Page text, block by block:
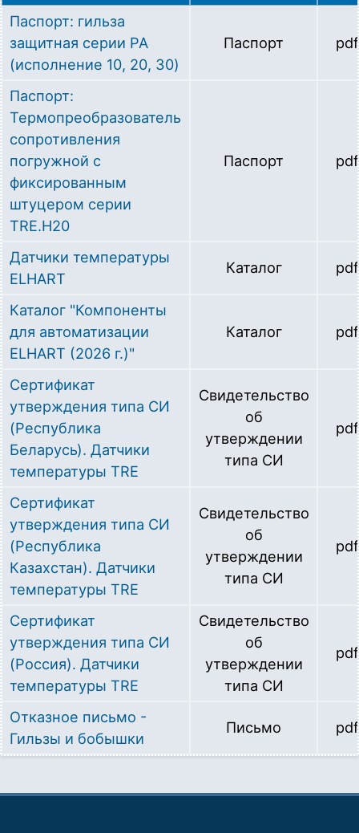
Паспорт: гильза
защитная серии PA
(исполнение 10, 20, 30)
Паспорт pdf
Паспорт:
Термопреобразователь
сопротивления
погружной с
фиксированным
штуцером серии
TRE.H20
Паспорт pdf
Датчики температуры
ELHART
Каталог pdf
Каталог "Компоненты
для автоматизации
ELHART (2026 г.)"
Каталог pdf
Сертификат
утверждения типа СИ
(Республика
Беларусь). Датчики
температуры TRE
Свидетельство
об
утверждении
типа СИ
pdf
Сертификат
утверждения типа СИ
(Республика
Казахстан). Датчики
температуры TRE
Свидетельство
об
утверждении
типа СИ
pdf
Сертификат
утверждения типа СИ
(Россия). Датчики
температуры TRE
Свидетельство
об
утверждении
типа СИ
pdf
Отказное письмо -
Гильзы и бобышки
Письмо pdf